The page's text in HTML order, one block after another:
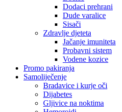
Dodaci prehrani
Dude varalice
Sisači
Zdravlje djeteta
Jačanje imuniteta
Probavni sistem
Vodene kozice
Promo pakiranja
Samoliječenje
Bradavice i kurje oči
Dijabetes
Gljivice na noktima